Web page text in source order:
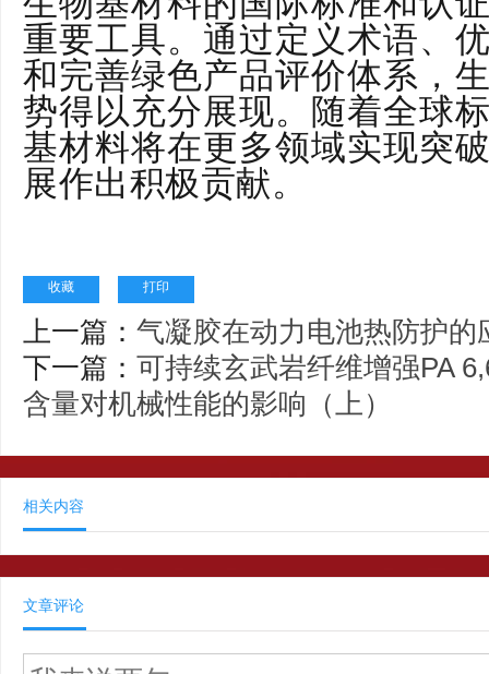
重要工具。通过定义术语、
和完善绿色产品评价体系，
势得以充分展现。随着全球
基材料将在更多领域实现突
展作出积极贡献。
收藏 打印
上一篇： 气凝胶在动力电池热防护的
下一篇： 可持续玄武岩纤维增强PA
含量对机械性能的影响（上）
相关内容
文章评论